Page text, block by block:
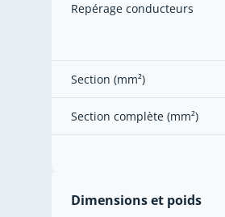
Repérage conducteurs
Section (mm²)
Section complète (mm²)
Dimensions et poids